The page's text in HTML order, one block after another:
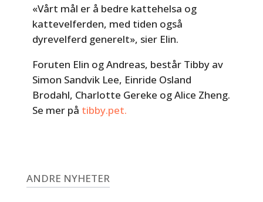
«Vårt mål er å bedre kattehelsa og
kattevelferden, med tiden også
dyrevelferd generelt», sier Elin.
Foruten Elin og Andreas, består Tibby av
Simon Sandvik Lee, Einride Osland
Brodahl, Charlotte Gereke og Alice Zheng.
Se mer på tibby.pet.
ANDRE NYHETER